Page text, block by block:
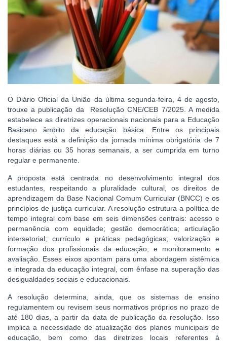
O Diário Oficial da União da última segunda-feira, 4 de agosto,
trouxe a publicação da Resolução CNE/CEB 7/2025. A medida
estabelece as diretrizes operacionais nacionais para a Educação
Basicano âmbito da educação básica. Entre os principais
destaques está a definição da jornada mínima obrigatória de 7
horas diárias ou 35 horas semanais, a ser cumprida em turno
regular e permanente.
A proposta está centrada no desenvolvimento integral dos
estudantes, respeitando a pluralidade cultural, os direitos de
aprendizagem da Base Nacional Comum Curricular (BNCC) e os
princípios de justiça curricular. A resolução estrutura a política de
tempo integral com base em seis dimensões centrais: acesso e
permanência com equidade; gestão democrática; articulação
intersetorial; currículo e práticas pedagógicas; valorização e
formação dos profissionais da educação; e monitoramento e
avaliação. Esses eixos apontam para uma abordagem sistêmica
e integrada da educação integral, com ênfase na superação das
desigualdades sociais e educacionais.
A resolução determina, ainda, que os sistemas de ensino
regulamentem ou revisem seus normativos próprios no prazo de
até 180 dias, a partir da data de publicação da resolução. Isso
implica a necessidade de atualização dos planos municipais de
educação, bem como das diretrizes locais referentes à